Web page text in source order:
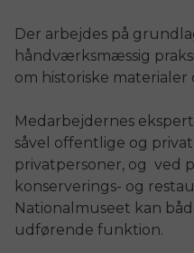
Der arbejdes på
håndværksmæssig
om historiske materialer
Medarbejdernes
såvel offentlige og
privatpersoner, og ved
konserverings- og
Nationalmuseet kan
udførende funktion.